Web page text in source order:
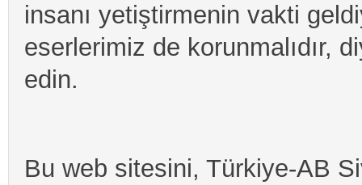
insanı yetiştirmenin vakti
eserlerimiz de korunmalıdır,
edin.
Bu web sitesini, Türkiye-AB